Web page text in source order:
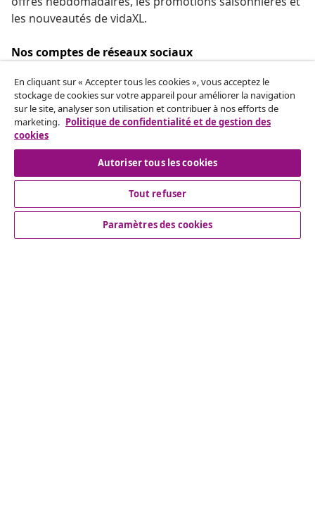
les nouveautés de vidaXL.
Nos comptes de réseaux sociaux
Résilier le contrat
Envoyez une demande de rétractation concernant
votre commande.
Résilier le contrat
En cliquant sur « Accepter tous les cookies », vous acceptez le
stockage de cookies sur votre appareil pour améliorer la navigation
sur le site, analyser son utilisation et contribuer à nos efforts de
marketing. Politique de confidentialité et de gestion des
cookies
Autoriser tous les cookies
Tout refuser
Paramètres des cookies